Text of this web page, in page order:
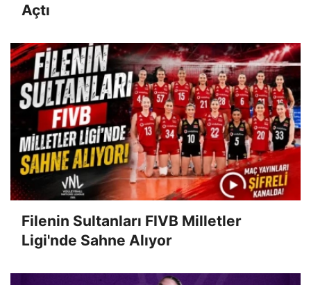
Açtı
Filenin Sultanları FIVB Milletler
Ligi'nde Sahne Alıyor